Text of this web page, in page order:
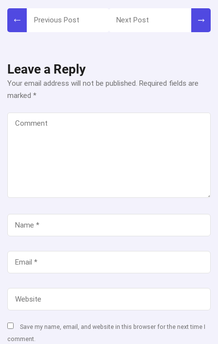
Post
navigation
Previous Post Next Post
Leave a Reply
Your email address will not be published. Required fields are
marked *
Save my name, email, and website in this browser for the next time I
comment.